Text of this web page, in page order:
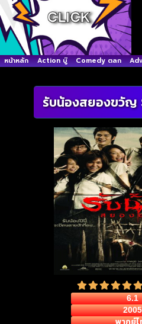
หน้าหลัก Action บู๊ Comedy ตลก
รับน้องสยองขวัญ
6.1